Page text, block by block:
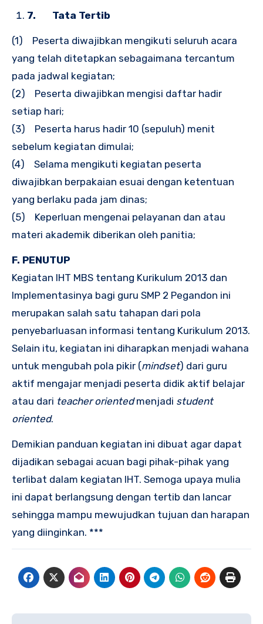
7. Tata Tertib
(1) Peserta diwajibkan mengikuti seluruh acara
yang telah ditetapkan sebagaimana tercantum
pada jadwal kegiatan;
(2) Peserta diwajibkan mengisi daftar hadir
setiap hari;
(3) Peserta harus hadir 10 (sepuluh) menit
sebelum kegiatan dimulai;
(4) Selama mengikuti kegiatan peserta
diwajibkan berpakaian esuai dengan ketentuan
yang berlaku pada jam dinas;
(5) Keperluan mengenai pelayanan dan atau
materi akademik diberikan oleh panitia;
F. PENUTUP
Kegiatan IHT MBS tentang Kurikulum 2013 dan
Implementasinya bagi guru SMP 2 Pegandon ini
merupakan salah satu tahapan dari pola
penyebarluasan informasi tentang Kurikulum 2013.
Selain itu, kegiatan ini diharapkan menjadi wahana
untuk mengubah pola pikir (mindset) dari guru
aktif mengajar menjadi peserta didik aktif belajar
atau dari teacher orientedmenjadi student
oriented.
Demikian panduan kegiatan ini dibuat agar dapat
dijadikan sebagai acuan bagi pihak-pihak yang
terlibat dalam kegiatan IHT. Semoga upaya mulia
ini dapat berlangsung dengan tertib dan lancar
sehingga mampu mewujudkan tujuan dan harapan
yang diinginkan. ***